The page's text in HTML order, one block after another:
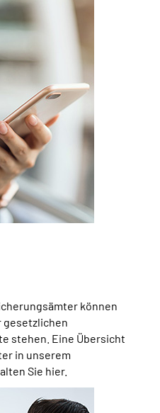
können
gesetzlichen
stehen. Eine Übersicht
in unserem
Sie hier.